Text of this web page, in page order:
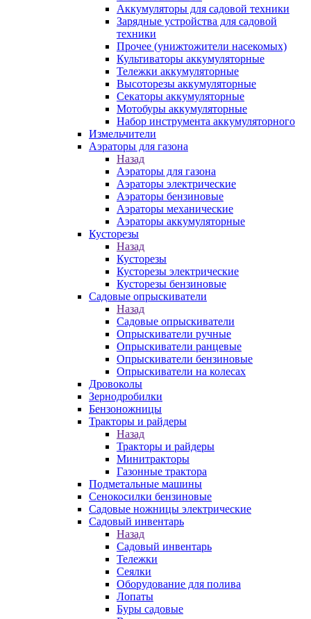
Аккумуляторы для садовой техники
Зарядные устройства для садовой
техники
Прочее (унижтожители насекомых)
Культиваторы аккумуляторные
Тележки аккумуляторные
Высоторезы аккумуляторные
Секаторы аккумуляторные
Мотобуры аккумуляторные
Набор инструмента аккумуляторного
Измельчители
Аэраторы для газона
Назад
Аэраторы для газона
Аэраторы электрические
Аэраторы бензиновые
Аэраторы механические
Аэраторы аккумуляторные
Кусторезы
Назад
Кусторезы
Кусторезы электрические
Кусторезы бензиновые
Садовые опрыскиватели
Назад
Садовые опрыскиватели
Опрыскиватели ручные
Опрыскиватели ранцевые
Опрыскиватели бензиновые
Опрыскиватели на колесах
Дровоколы
Зернодробилки
Бензоножницы
Тракторы и райдеры
Назад
Тракторы и райдеры
Минитракторы
Газонные трактора
Подметальные машины
Сенокосилки бензиновые
Садовые ножницы электрические
Садовый инвентарь
Назад
Садовый инвентарь
Тележки
Сеялки
Оборудование для полива
Лопаты
Буры садовые